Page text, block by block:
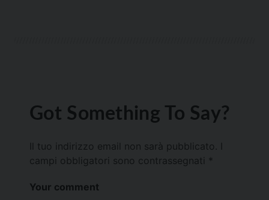
Got Something To Say?
Il tuo indirizzo email non sarà pubblicato.
campi obbligatori sono contrassegnati *
Your comment